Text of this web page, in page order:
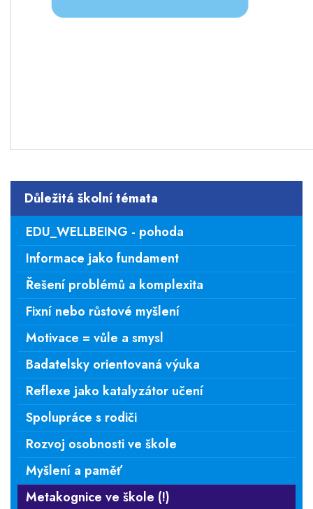
Důležitá školní témata
EDU_WELLBEING - pohoda
Informace jako fundament
Řešení problémů a komplexita
Fixní nebo růstové myšlení
Motivace = vůle a smysl
Badatelsky orientovaná výuka
Reflexe jako katalyzátor učení
Spolupráce s rodiči
Rozvoj osobnosti ve škole
Myšlení a paměť
Metakognice ve škole (!)